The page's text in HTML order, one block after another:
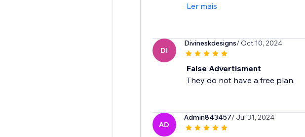
Ler mais
DI
Divineskdesigns/ Oct 10, 2024
False Advertisment
They do not have a free plan.
AD
Admin843457/ Jul 31, 2024